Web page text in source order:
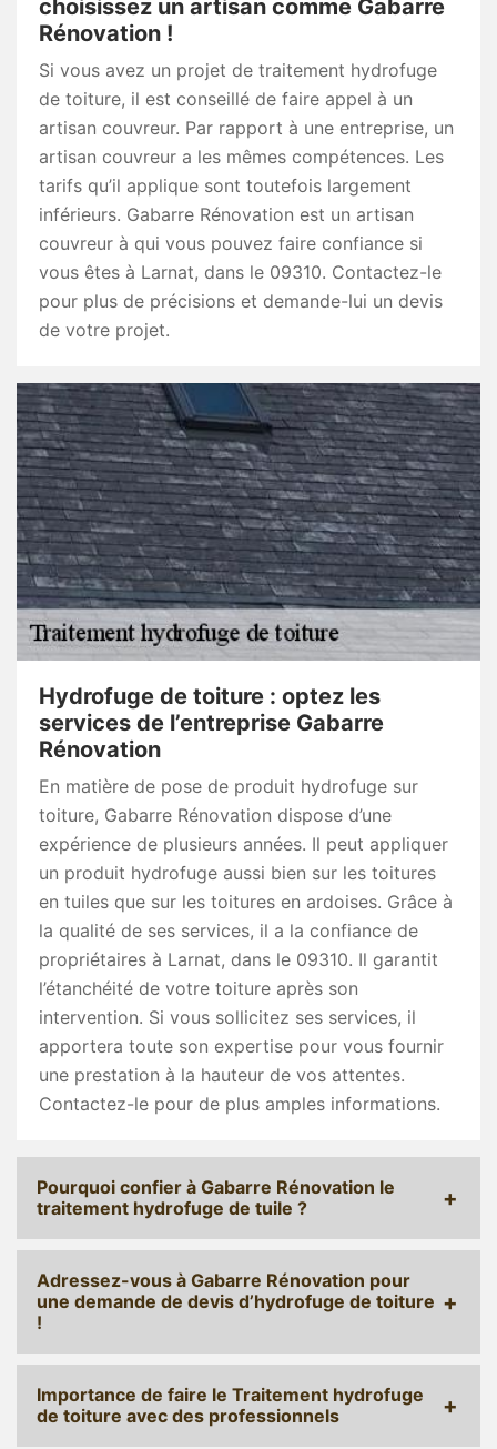
choisissez un artisan comme Gabarre
Rénovation !
Si vous avez un projet de traitement hydrofuge
de toiture, il est conseillé de faire appel à un
artisan couvreur. Par rapport à une entreprise, un
artisan couvreur a les mêmes compétences. Les
tarifs qu’il applique sont toutefois largement
inférieurs. Gabarre Rénovation est un artisan
couvreur à qui vous pouvez faire confiance si
vous êtes à Larnat, dans le 09310. Contactez-le
pour plus de précisions et demande-lui un devis
de votre projet.
Hydrofuge de toiture : optez les
services de l’entreprise Gabarre
Rénovation
En matière de pose de produit hydrofuge sur
toiture, Gabarre Rénovation dispose d’une
expérience de plusieurs années. Il peut appliquer
un produit hydrofuge aussi bien sur les toitures
en tuiles que sur les toitures en ardoises. Grâce à
la qualité de ses services, il a la confiance de
propriétaires à Larnat, dans le 09310. Il garantit
l’étanchéité de votre toiture après son
intervention. Si vous sollicitez ses services, il
apportera toute son expertise pour vous fournir
une prestation à la hauteur de vos attentes.
Contactez-le pour de plus amples informations.
Pourquoi confier à Gabarre Rénovation le
traitement hydrofuge de tuile ?
Adressez-vous à Gabarre Rénovation pour
une demande de devis d’hydrofuge de toiture
!
Importance de faire le Traitement hydrofuge
de toiture avec des professionnels